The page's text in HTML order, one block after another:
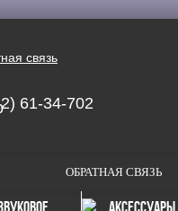
связь
61-34-702
ОБРАТНАЯ СВЯЗЬ